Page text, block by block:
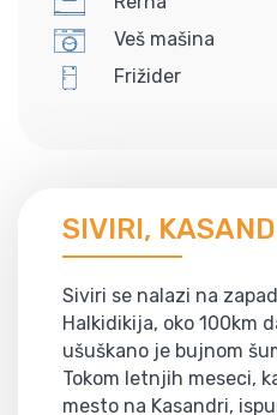
Veš mašina
Frižider
SIVIRI,
Siviri se nalazi na
Halkidikija, oko 100km
ušuškano je bujnom
Tokom letnjih meseci,
mesto na Kasandri,